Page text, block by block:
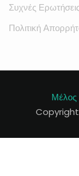
Συχνές Ερωτήσεις
Πολιτική
Μέλος
Copyright